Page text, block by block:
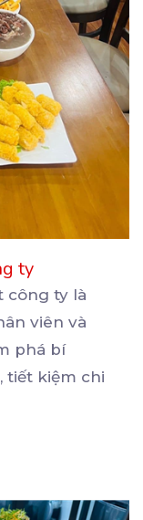
ty
công ty là
viên và
phá bí
tiết kiệm chi